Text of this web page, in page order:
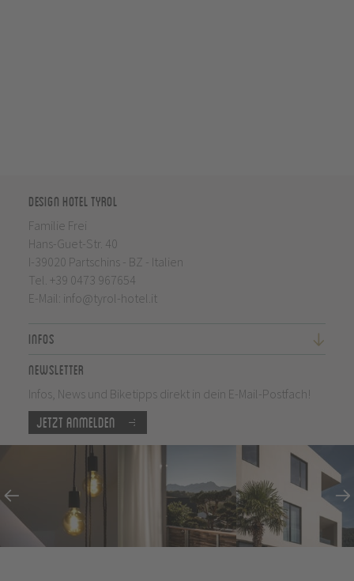
Design Hotel Tyrol
Familie Frei
Hans-Guet-Str. 40
I-39020 Partschins - BZ - Italien
Tel. +39 0473 967654
E-Mail: info@tyrol-hotel.it
Infos
Newsletter
Infos, News und Biketipps direkt in dein E-Mail-Postfach!
Jetzt anmelden